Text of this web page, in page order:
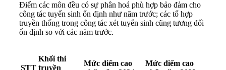
Điểm các môn đều có sự phân hoá phù hợp bảo đảm cho
công tác tuyển sinh ổn định như năm trước; các tổ hợp
truyền thống trong công tác xét tuyển sinh cũng tương đối
ổn định so với các năm trước.
STT
Khối thi
truyền
Mức điểm cao
Mức điểm cao